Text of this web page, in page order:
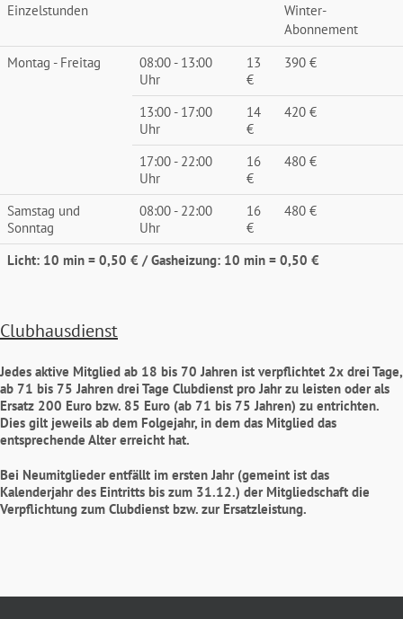
Einzelstunden
Winter-
Abonnement
Montag - Freitag
08:00 - 13:00
Uhr
13
€
390 €
13:00 - 17:00
Uhr
14
€
420 €
17:00 - 22:00
Uhr
16
€
480 €
Samstag und
Sonntag
08:00 - 22:00
Uhr
16
€
480 €
Licht: 10 min = 0,50 € / Gasheizung: 10 min = 0,50 €
Clubhausdienst
Jedes aktive Mitglied ab 18 bis 70 Jahren ist verpflichtet 2x drei Tage,
ab 71 bis 75 Jahren drei Tage Clubdienst pro Jahr zu leisten oder als
Ersatz 200 Euro bzw. 85 Euro (ab 71 bis 75 Jahren) zu entrichten.
Dies gilt jeweils ab dem Folgejahr, in dem das Mitglied das
entsprechende Alter erreicht hat.
Bei Neumitglieder entfällt im ersten Jahr (gemeint ist das
Kalenderjahr des Eintritts bis zum 31.12.) der Mitgliedschaft die
Verpflichtung zum Clubdienst bzw. zur Ersatzleistung.